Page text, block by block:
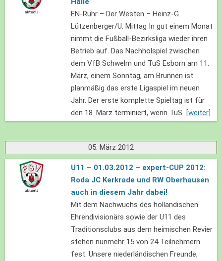
EN-Ruhr – Der Westen – Heinz-G.
Lützenberger/U. Mittag In gut einem Monat
nimmt die Fußball-Bezirksliga wieder ihren
Betrieb auf. Das Nachholspiel zwischen
dem VfB Schwelm und TuS Esborn am 11.
März, einem Sonntag, am Brunnen ist
planmäßig das erste Ligaspiel im neuen
Jahr. Der erste komplette Spieltag ist für
den 18. März terminiert, wenn TuS
[weiter]
05. März 2012
U11 – 01.03.2012 – expert-CUP 2012:
Roda JC Kerkrade und RW Oberhausen
auch in diesem Jahr dabei!
Mit dem Nachwuchs des holländischen
Ehrendivisionärs sowie der U11 des
Traditionsclubs aus dem heimischen Revier
stehen nunmehr 15 von 24 Teilnehmern
fest. Unsere niederländischen Freunde,